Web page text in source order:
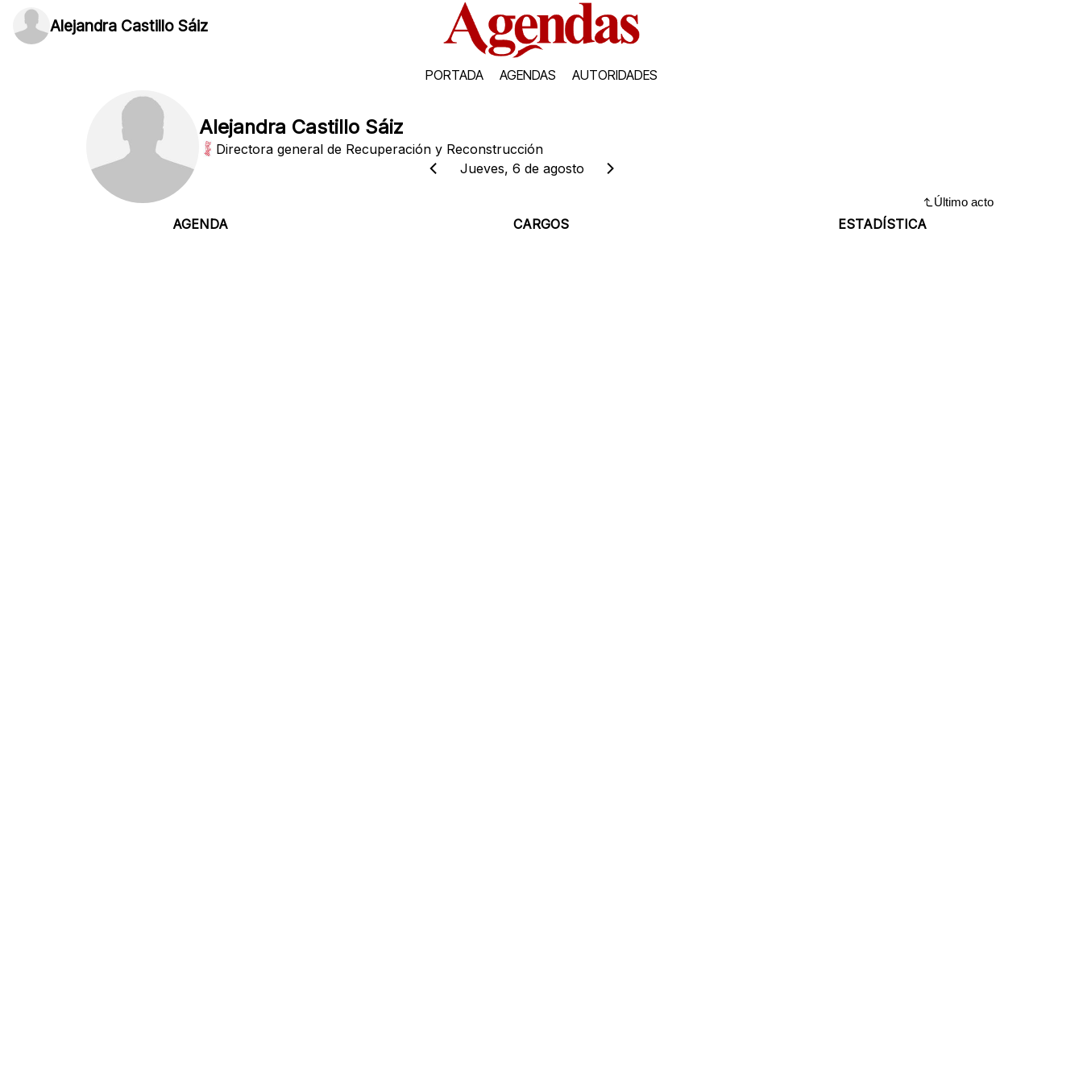
Alejandra Castillo Sáiz
PORTADA AGENDAS AUTORIDADES
Alejandra Castillo Sáiz
Directora general de Recuperación y Reconstrucción
AGENDA CARGOS ESTADÍSTICA
Jueves, 6 de agosto
Último acto